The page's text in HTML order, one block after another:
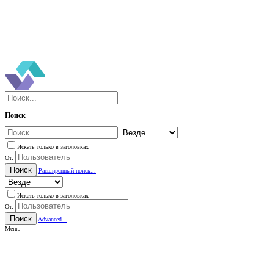
Поиск
Искать только в заголовках
От:
Поиск Расширенный поиск...
Искать только в заголовках
От:
Поиск
Advanced...
Меню